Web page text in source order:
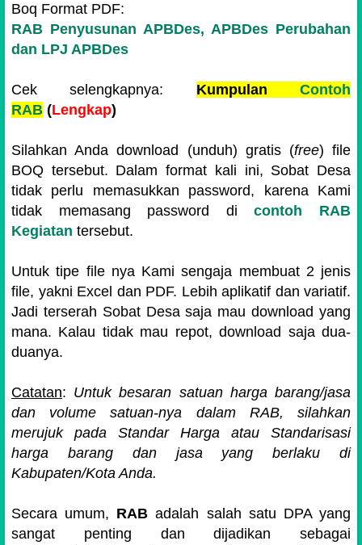
Boq Format PDF:
RAB Penyusunan APBDes, APBDes Perubahan
dan LPJ APBDes
Cek selengkapnya: KumpulanContoh
RAB (Lengkap)
Silahkan Anda download (unduh) gratis (free) file
BOQ tersebut. Dalam format kali ini, Sobat Desa
tidak perlu memasukkan password, karena Kami
tidak memasang password dicontoh RAB
Kegiatan tersebut.
Untuk tipe file nya Kami sengaja membuat 2 jenis
file, yakni Excel dan PDF. Lebih aplikatif dan variatif.
Jadi terserah Sobat Desa saja mau download yang
mana. Kalau tidak mau repot, download saja dua-
duanya.
Catatan: Untuk besaran satuan harga barang/jasa
dan volume satuan-nya dalam RAB, silahkan
merujuk pada Standar Harga atau Standarisasi
harga barang dan jasa yang berlaku di
Kabupaten/Kota Anda.
Secara umum, RAB adalah salah satu DPA yang
sangat penting dan dijadikan sebagai